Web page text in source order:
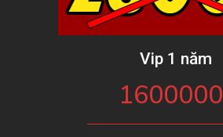
Vip 1 năm
1600000